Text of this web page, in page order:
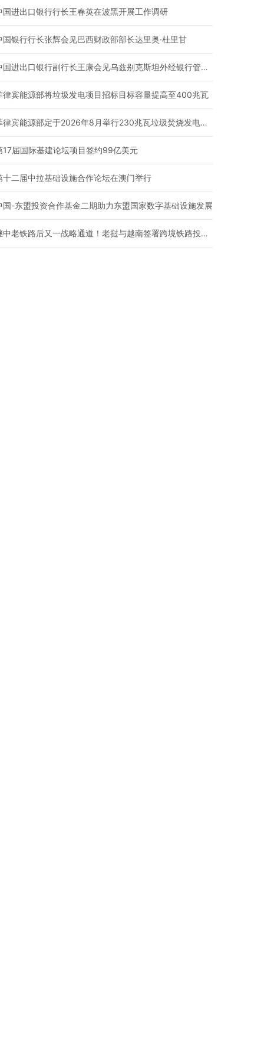
国进出口银行行长王春英在波黑开展工作调研
国银行行长张辉会见巴西财政部部长达里奥·杜里甘
中国进出口银行副行长王康会见乌兹别克斯坦外经银行管理委员会主席阿利舍·米尔索阿托夫
律宾能源部将垃圾发电项目招标目标容量提高至400兆瓦
菲律宾能源部定于2026年8月举行230兆瓦垃圾焚烧发电装机容量的拍卖
17届国际基建论坛项目签约99亿美元
十二届中拉基础设施合作论坛在澳门举行
国-东盟投资合作基金二期助力东盟国家数字基础设施发展
继中老铁路后又一战略通道！老挝与越南签署跨境铁路投资合作协议